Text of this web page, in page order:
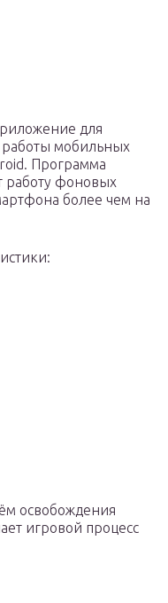
для
мобильных
Программа
работу фоновых
более чем на
освобождения
игровой процесс